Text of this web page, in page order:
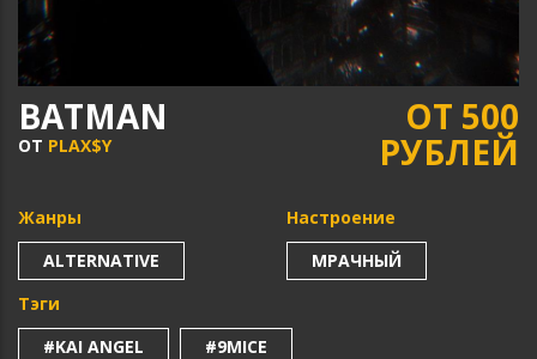
BATMAN
ОТ PLAX$Y
ОТ 500
РУБЛЕЙ
Жанры
ALTERNATIVE
Настроение
МРАЧНЫЙ
Тэги
#KAI ANGEL
#9MICE